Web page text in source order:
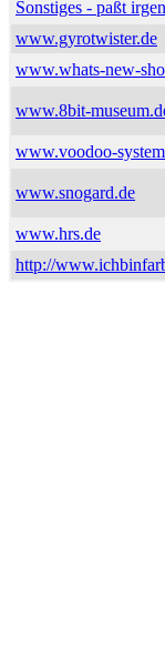
Sonstiges - paßt
www.gyrotwister.de
www.whats-new-
www.8bit-
www.voodoo-
www.snogard.de
www.hrs.de
http://